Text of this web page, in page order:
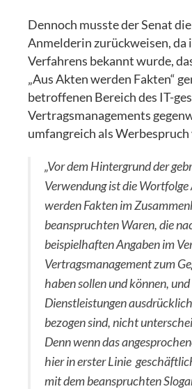
Dennoch musste der Senat die
Anmelderin zurückweisen, da
Verfahrens bekannt wurde,
„Aus Akten werden Fakten“
betroffenen Bereich des IT-
Vertragsmanagements
umfangreich als
„Vor dem Hintergrund der
Verwendung ist die Wortfolge
werden Fakten im
beanspruchten Waren, die
beispielhaften Angaben im
Vertragsmanagement zum
haben sollen und können, und
Dienstleistungen
bezogen sind, nicht
Denn wenn das
hier in erster Linie
mit dem beanspruchten